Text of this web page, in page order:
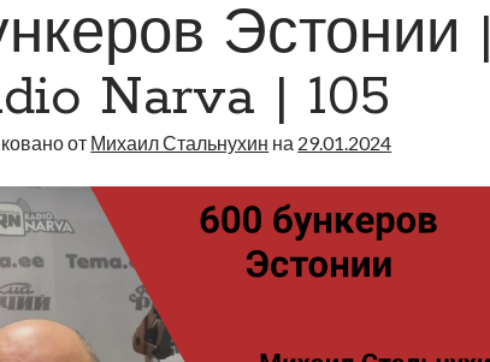
Эстонии |
Narva | 105
от Михаил Стальнухин на 29.01.2024